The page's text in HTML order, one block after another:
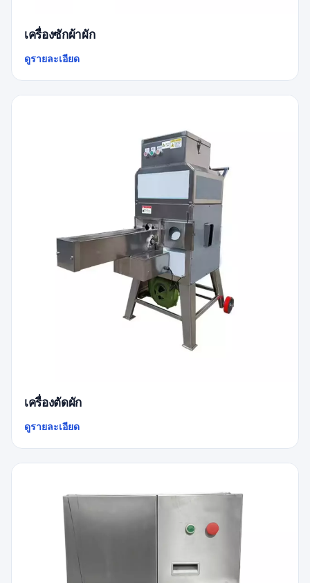
เครื่องซักผ้าผัก
ดูรายละเอียด
เครื่องตัดผัก
ดูรายละเอียด